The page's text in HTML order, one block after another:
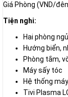
Giá Phòng (VND/
Tiện nghi:
Hai phòng
Hướng biển,
Phòng tắm,
Máy sấy tóc
Hệ thống
Tivi Plasma